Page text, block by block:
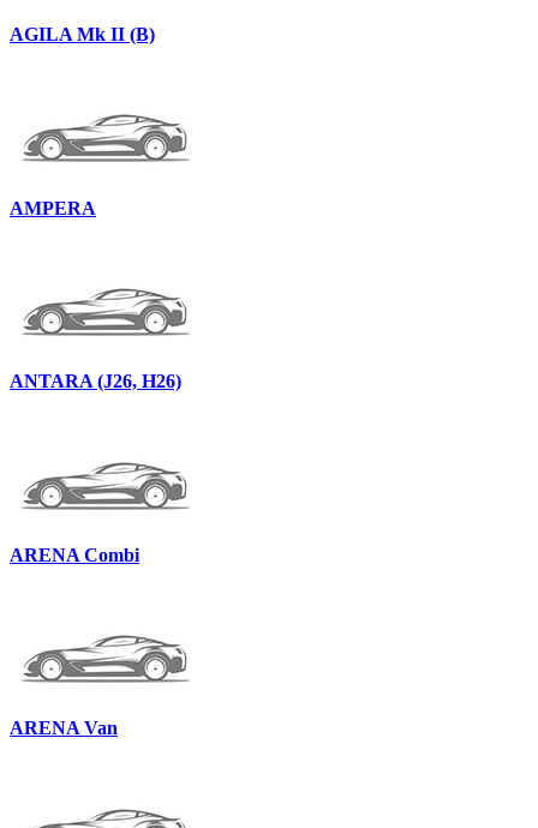
AGILA Mk II (B)
AMPERA
ANTARA (J26, H26)
ARENA Combi
ARENA Van